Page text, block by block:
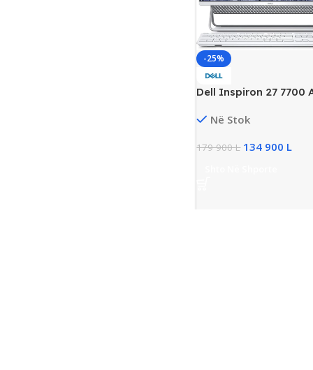
-25%
Dell Inspiron 27 7700
RAM, 512GB SSD, 1TB
Në Stok
179 900L 134 900 L